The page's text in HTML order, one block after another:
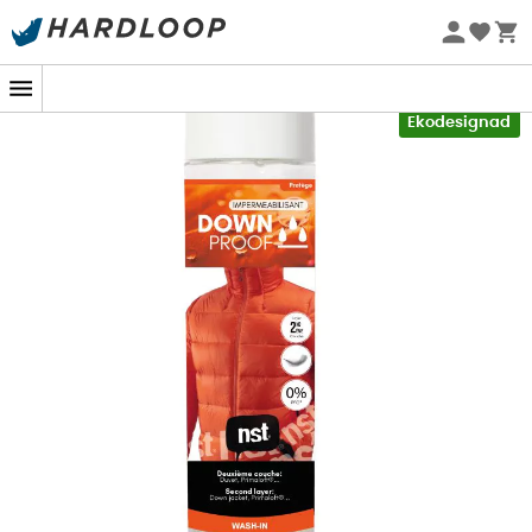
Sommarerbjudanden 🔥 -5 % EXTRA vid köp av 2 produkter*
Ekodesignad